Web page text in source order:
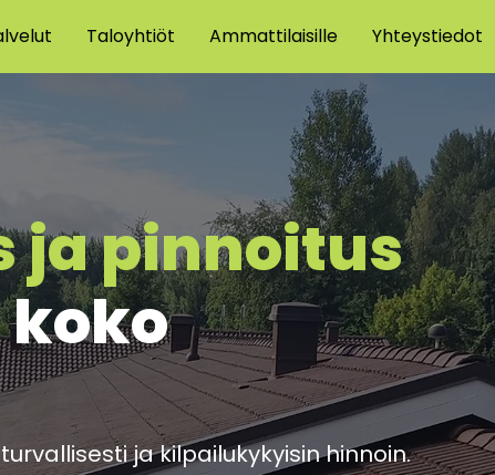
Taloyhtiöt Ammattilaisille Yhteystiedot
ja pinnoitus
ja kilpailukykyisin hinnoin.